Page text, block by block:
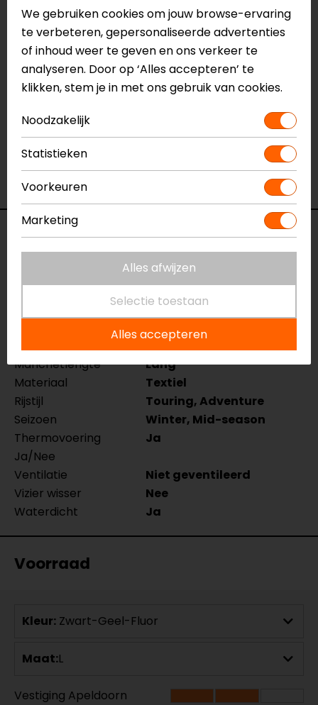
Meer informatie nodig?
Heb je meer informatie nodig over dit product?
Neem dancontactmet ons op of kom langs in één
vanonze winkelsin Breda, Capelle aan den IJssel,
het product bekijken & passen en staan onze
verkoopmedewerkers voor je klaar met advies.
Bekijk ook onze andere
Specificaties
Kevin
Motorhandschoenen
68415
Rusty Stitches
Zwart-Geel-Fluor
Manchetlengte
Lang
Materiaal
Textiel
Rijstijl
Touring, Adventure
Seizoen
Winter, Mid-season
Thermovoering
Ja/Nee
Ja
Ventilatie
Niet geventileerd
Vizier wisser
Nee
Waterdicht
Ja
Voorraad
Kleur: Zwart-Geel-Fluor
Maat:L
Vestiging Apeldoorn
We gebruiken cookies om jouw browse-ervaring
te verbeteren, gepersonaliseerde advertenties
of inhoud weer te geven en ons verkeer te
analyseren. Door op ‘Alles accepteren’ te
klikken, stem je in met ons gebruik van cookies.
Noodzakelijk
Statistieken
Voorkeuren
Marketing
Alles afwijzen
Selectie toestaan
Alles accepteren